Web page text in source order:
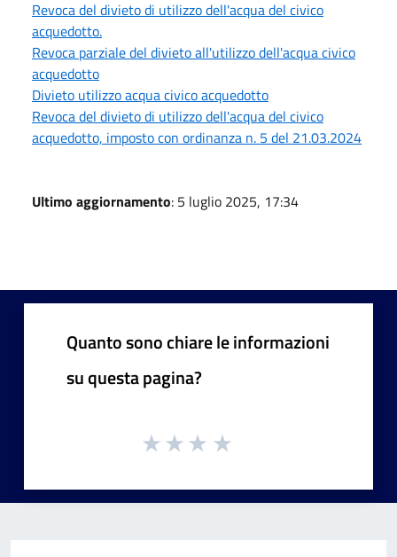
Revoca del divieto di utilizzo dell'acqua del civico
acquedotto.
Revoca parziale del divieto all'utilizzo dell'acqua civico
acquedotto
Divieto utilizzo acqua civico acquedotto
Revoca del divieto di utilizzo dell'acqua del civico
acquedotto, imposto con ordinanza n. 5 del 21.03.2024
Ultimo aggiornamento: 5 luglio 2025, 17:34
Quanto sono chiare le informazioni
su questa pagina?